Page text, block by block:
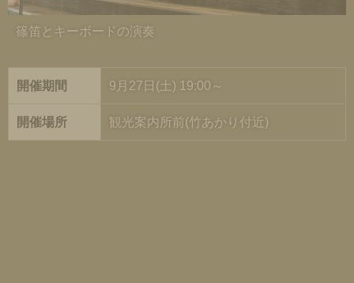
篠笛とキーボードの演奏
開催期間 9月27日(土) 19:00～
開催場所 観光案内所前(竹あかり付近)